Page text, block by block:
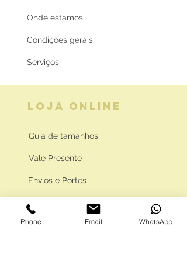
Onde estamos
Condições gerais
Serviços
LOJA ONLINE
Guia de tamanhos
Vale Presente
Envios e Portes
Marcas legais
Programa Fidelidade
Phone Email WhatsApp